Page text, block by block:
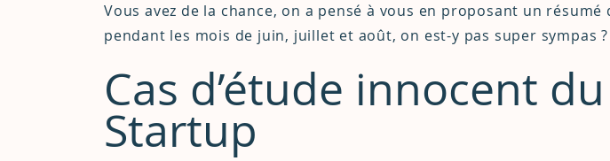
Vous avez de la chance, on a pensé à vous en proposant un résumé
pendant les mois de juin, juillet et août, on est-y pas super sympas ?
Cas d’étude innocent
Startup